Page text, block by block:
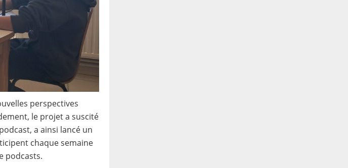
perspectives
le projet a suscité
a ainsi lancé un
chaque semaine
podcasts.